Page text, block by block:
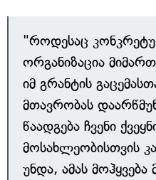
"როდესაც
ორგანიზაცია
იმ გრანტის
მთავრობას
წაადგება ჩვენი
მოსახლეობისთვის
უნდა, ამას